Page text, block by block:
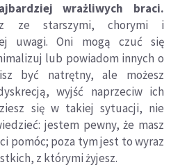
wrażliwych braci.
ze starszymi, chorymi i
uwagi. Oni mogą czuć się
lub powiadom innych o
być natrętny, ale możesz
wyjść naprzeciw ich
się w takiej sytuacji, nie
jestem pewny, że masz
pomóc; poza tym jest to wyraz
z którymi żyjesz.